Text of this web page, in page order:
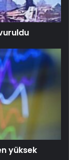
yüksek